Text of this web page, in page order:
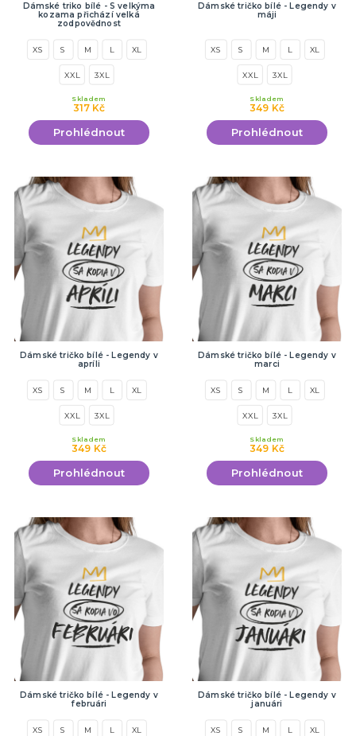
Dámské triko bílé - S velkýma
kozama přichází velká
zodpovědnost
XS S M L XL
XXL 3XL
317 Kč
Skladem
Prohlédnout
Dámské tričko bílé - Legendy v
máji
XS S M L XL
XXL 3XL
349 Kč
Skladem
Prohlédnout
Dámské tričko bílé - Legendy v
apríli
XS S M L XL
XXL 3XL
349 Kč
Skladem
Prohlédnout
Dámské tričko bílé - Legendy v
marci
XS S M L XL
XXL 3XL
349 Kč
Skladem
Prohlédnout
Dámské tričko bílé - Legendy v
februári
XS S M L XL
Dámské tričko bílé - Legendy v
januári
XS S M L XL